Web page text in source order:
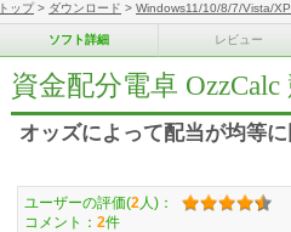
トップ> ダウンロード > Windows11/10/8/7/Vista/
ソフト詳細 レビュー
資金配分電卓 OzzCalc
オッズによって配当が均等
ユーザーの評価(2 人)：
コメント： 2件